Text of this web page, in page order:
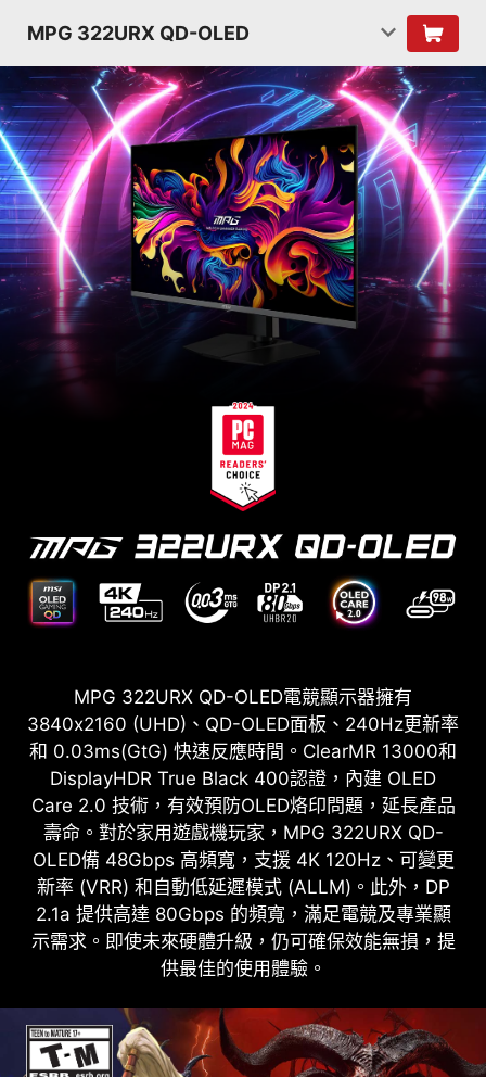
MPG 322URX QD-OLED
MPG 322URX QD-OLED電競顯示器擁有
3840x2160 (UHD)、QD-OLED面板、240Hz更新率
和 0.03ms(GtG) 快速反應時間。ClearMR 13000和
DisplayHDR True Black 400認證，內建 OLED
Care 2.0 技術，有效預防OLED烙印問題，延長產品
壽命。對於家用遊戲機玩家，MPG 322URX QD-
OLED備 48Gbps 高頻寬，支援 4K 120Hz、可變更
新率 (VRR) 和自動低延遲模式 (ALLM)。此外，DP
2.1a 提供高達 80Gbps 的頻寬，滿足電競及專業顯
示需求。即使未來硬體升級，仍可確保效能無損，提
供最佳的使用體驗。